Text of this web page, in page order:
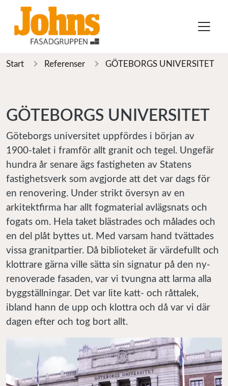
Start Referenser GÖTEBORGS UNIVERSITET
GÖTEBORGS UNIVERSITET
Göteborgs universitet uppfördes i början av
1900-talet i framför allt granit och tegel. Ungefär
hundra år senare ägs fastigheten av Statens
fastighetsverk som avgjorde att det var dags för
en renovering. Under strikt översyn av en
arkitektfirma har allt fogmaterial avlägsnats och
fogats om. Hela taket blästrades och målades och
en del plåt byttes ut. Med varsam hand tvättades
vissa granitpartier. Då biblioteket är värdefullt och
klottrare gärna ville sätta sin signatur på den ny-
renoverade fasaden, var vi tvungna att larma alla
byggställningar. Det var lite katt- och råttalek,
ibland hann de upp och klottra och då var vi där
dagen efter och tog bort allt.